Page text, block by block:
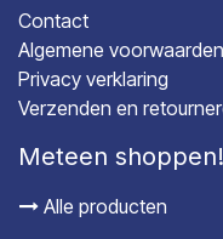
Contact
Algemene voorwaarden
Privacy verklaring
Verzenden en
Meteen shoppen!
Alle producten